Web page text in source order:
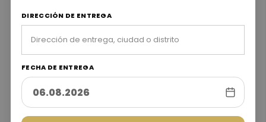
DIRECCIÓN DE ENTREGA
FECHA DE ENTREGA